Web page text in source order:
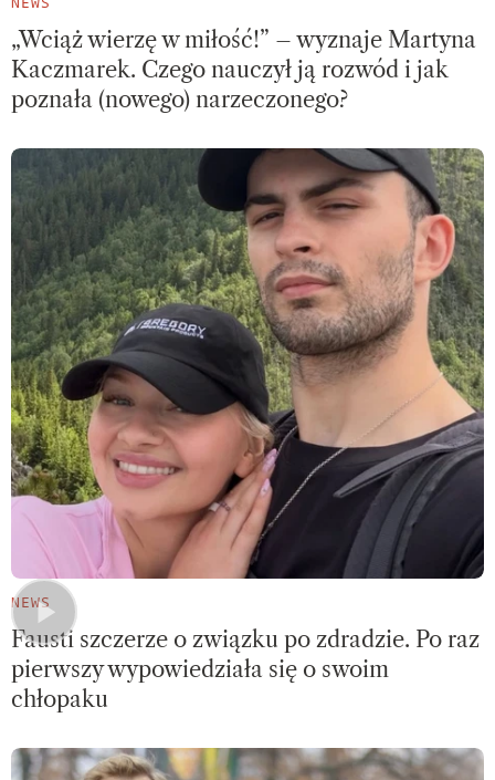
„Wciąż wierzę w miłość!” – wyznaje Martyna
Kaczmarek. Czego nauczył ją rozwód i jak
poznała (nowego) narzeczonego?
NEWS
Fausti szczerze o związku po zdradzie. Po raz
pierwszy wypowiedziała się o swoim
chłopaku